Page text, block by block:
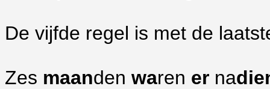
De vijfde regel is met de
Zes maanden waren er na